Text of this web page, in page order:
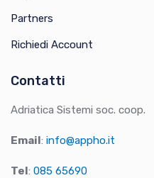
Partners
Richiedi Account
Contatti
Adriatica Sistemi soc. coop.
Email: info@appho.it
Tel: 085 65690